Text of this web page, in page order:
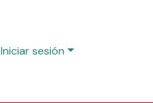
Iniciar sesión